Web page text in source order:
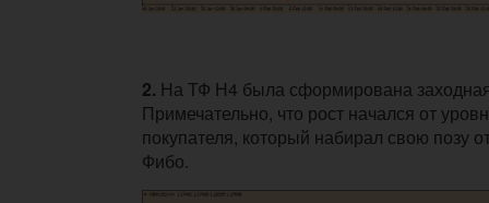
2. На ТФ Н4 была сформирована
Примечательно, что рост начался от
покупателя, который набирал свою позу
Фибо.